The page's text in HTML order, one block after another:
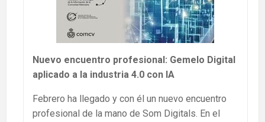
Nuevo encuentro profesional: Gemelo Digital
aplicado a la industria 4.0 con IA
Febrero ha llegado y con él un nuevo encuentro
profesional de la mano de Som Digitals. En el